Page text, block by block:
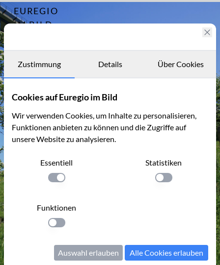
EUREGIO
IM BILD
Archiv
Kontakt
Archiv
Zustimmung Details Über Cookies
Cookies auf Euregio im Bild
Wir verwenden Cookies, um Inhalte zu personalisieren,
Funktionen anbieten zu können und die Zugriffe auf
unsere Website zu analysieren.
Essentiell
Einstellung anwenden
Statistiken
Einstellung
Funktionen
Einstellung anwenden
Auswahl erlauben Alle Cookies erlauben